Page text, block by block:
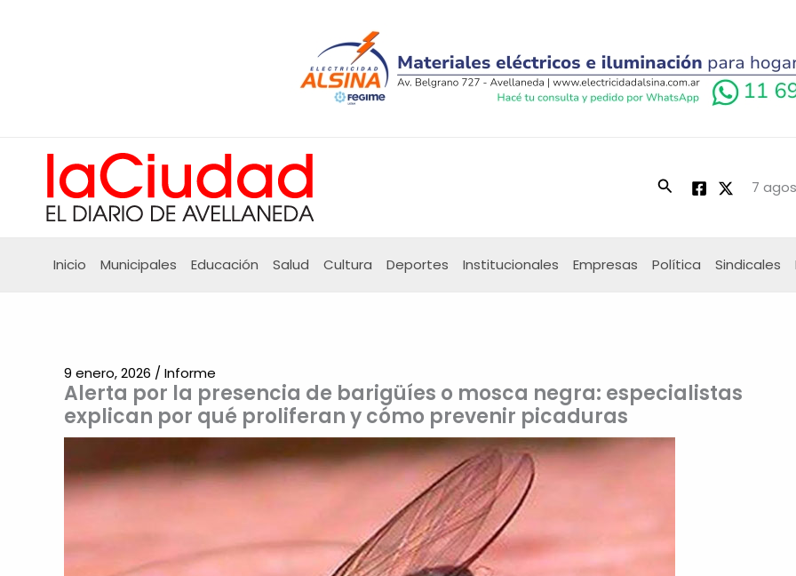
Buscar 7
Inicio Municipales Educación Salud Cultura Deportes Institucionales Empresas Política Sindicales
Alerta por la presencia de barigüíes o mosca negra: especialistas
explican por qué proliferan y cómo prevenir picaduras
9 enero, 2026 / Informe